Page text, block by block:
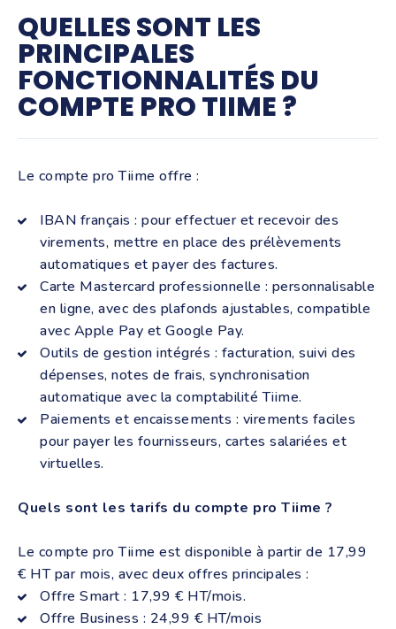
QUELLES SONT LES
PRINCIPALES
FONCTIONNALITÉS DU
COMPTE PRO TIIME ?
Le compte pro Tiime offre :
IBAN français : pour effectuer et recevoir des
virements, mettre en place des prélèvements
automatiques et payer des factures.
Carte Mastercard professionnelle : personnalisable
en ligne, avec des plafonds ajustables, compatible
avec Apple Pay et Google Pay.
Outils de gestion intégrés : facturation, suivi des
dépenses, notes de frais, synchronisation
automatique avec la comptabilité Tiime.
Paiements et encaissements : virements faciles
pour payer les fournisseurs, cartes salariées et
virtuelles.
Quels sont les tarifs du compte pro Tiime ?
Le compte pro Tiime est disponible à partir de 17,99
€ HT par mois, avec deux offres principales :
Offre Smart : 17,99 € HT/mois.
Offre Business : 24,99 € HT/mois